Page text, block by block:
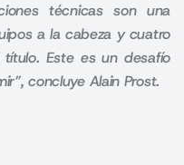
técnicas son una
a la cabeza y cuatro
Este es un desafío
concluye Alain Prost.